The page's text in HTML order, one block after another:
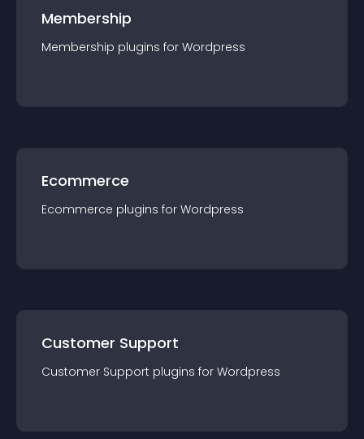
Membership
Membership plugins for Wordpress
Ecommerce
Ecommerce plugins for Wordpress
Customer Support
Customer Support plugins for Wordpress